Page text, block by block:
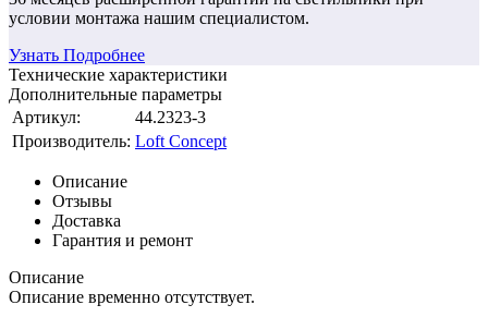
условии монтажа нашим специалистом.
Узнать Подробнее
Технические характеристики
Дополнительные параметры
Артикул:
44.2323-3
Производитель: Loft Concept
Описание
Отзывы
Доставка
Гарантия и ремонт
Описание
Описание временно отсутствует.